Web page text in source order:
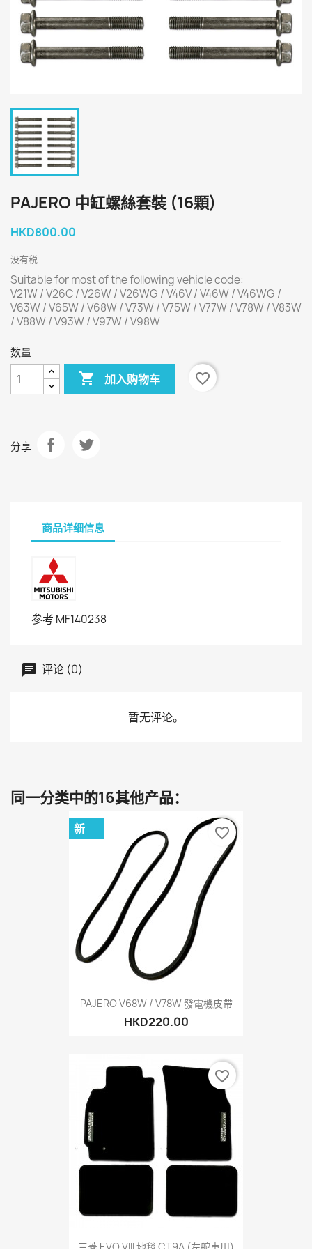
PAJERO 中缸螺絲套裝 (16顆)
HKD800.00
没有税
Suitable for most of the following vehicle code:
V21W / V26C / V26W / V26WG / V46V / V46W / V46WG /
V63W / V65W / V68W / V73W / V75W / V77W / V78W / V83W
/ V88W / V93W / V97W / V98W
数量
 加入购物车 favorite_border
分享
商品详细信息
参考 MF140238
评论 (0)
暂无评论。
同一分类中的16其他产品：
PAJERO V68W / V78W 發電機皮帶
HKD220.00
新 favorite_border
三菱 EVO VIII 地毯 CT9A (左舵車用)
favorite_border